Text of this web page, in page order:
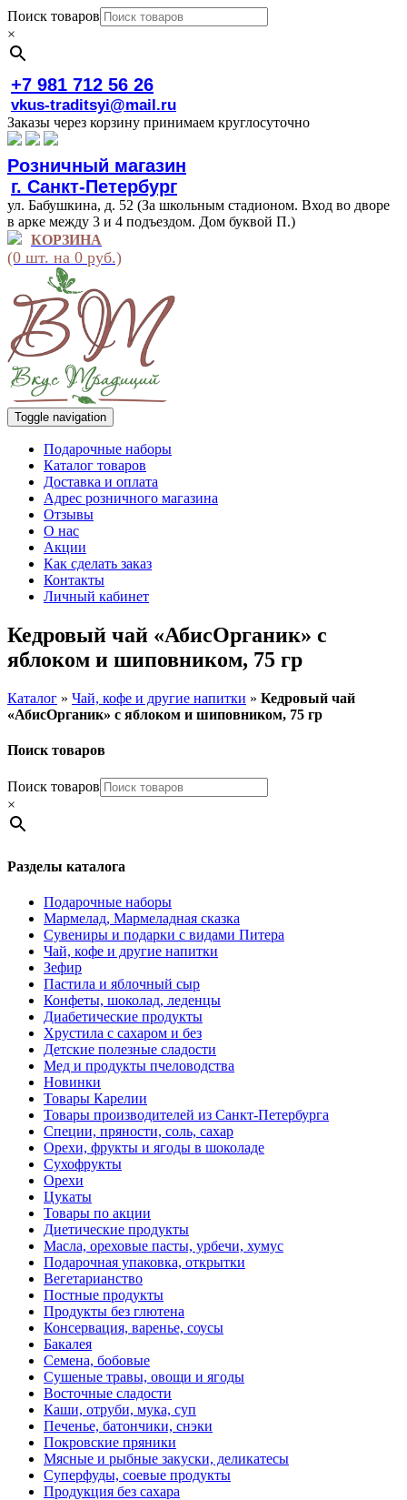
Поиск товаров
×
+7 981 712 56 26
vkus-traditsyi@mail.ru
Заказы через корзину принимаем круглосуточно
Розничный магазин
г. Санкт-Петербург
ул. Бабушкина, д. 52 (За школьным стадионом. Вход во дворе
в арке между 3 и 4 подъездом. Дом буквой П.)
КОРЗИНА
(0 шт. на 0 руб.)
Toggle navigation
Подарочные наборы
Каталог товаров
Доставка и оплата
Адрес розничного магазина
Отзывы
О нас
Акции
Как сделать заказ
Контакты
Личный кабинет
Кедровый чай «АбисОрганик» с
яблоком и шиповником, 75 гр
Каталог » Чай, кофе и другие напитки » Кедровый чай
«АбисОрганик» с яблоком и шиповником, 75 гр
Поиск товаров
Поиск товаров
×
Разделы каталога
Подарочные наборы
Мармелад, Мармеладная сказка
Сувениры и подарки с видами Питера
Чай, кофе и другие напитки
Зефир
Пастила и яблочный сыр
Конфеты, шоколад, леденцы
Диабетические продукты
Хрустила с сахаром и без
Детские полезные сладости
Мед и продукты пчеловодства
Новинки
Товары Карелии
Товары производителей из Санкт-Петербурга
Специи, пряности, соль, сахар
Орехи, фрукты и ягоды в шоколаде
Сухофрукты
Орехи
Цукаты
Товары по акции
Диетические продукты
Масла, ореховые пасты, урбечи, хумус
Подарочная упаковка, открытки
Вегетарианство
Постные продукты
Продукты без глютена
Консервация, варенье, соусы
Бакалея
Семена, бобовые
Сушеные травы, овощи и ягоды
Восточные сладости
Каши, отруби, мука, суп
Печенье, батончики, снэки
Покровские пряники
Мясные и рыбные закуски, деликатесы
Суперфуды, соевые продукты
Продукция без сахара